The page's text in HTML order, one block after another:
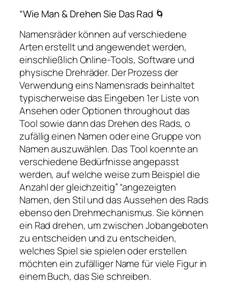
“Wie Man & Drehen Sie Das Rad 🌀
Namensräder können auf verschiedene
Arten erstellt und angewendet werden,
einschließlich Online-Tools, Software und
physische Drehräder. Der Prozess der
Verwendung eins Namensrads beinhaltet
typischerweise das Eingeben 1er Liste von
Ansehen oder Optionen throughout das
Tool sowie dann das Drehen des Rads, o
zufällig einen Namen oder eine Gruppe von
Namen auszuwählen. Das Tool koennte an
verschiedene Bedürfnisse angepasst
werden, auf welche weise zum Beispiel die
Anzahl der gleichzeitig” “angezeigten
Namen, den Stil und das Aussehen des Rads
ebenso den Drehmechanismus. Sie können
ein Rad drehen, um zwischen Jobangeboten
zu entscheiden und zu entscheiden,
welches Spiel sie spielen oder erstellen
möchten ein zufälliger Name für viele Figur in
einem Buch, das Sie schreiben.